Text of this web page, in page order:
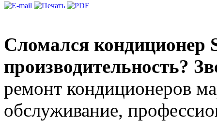
Сломался кондиционер
производительность?
ремонт кондиционеров
обслуживание,